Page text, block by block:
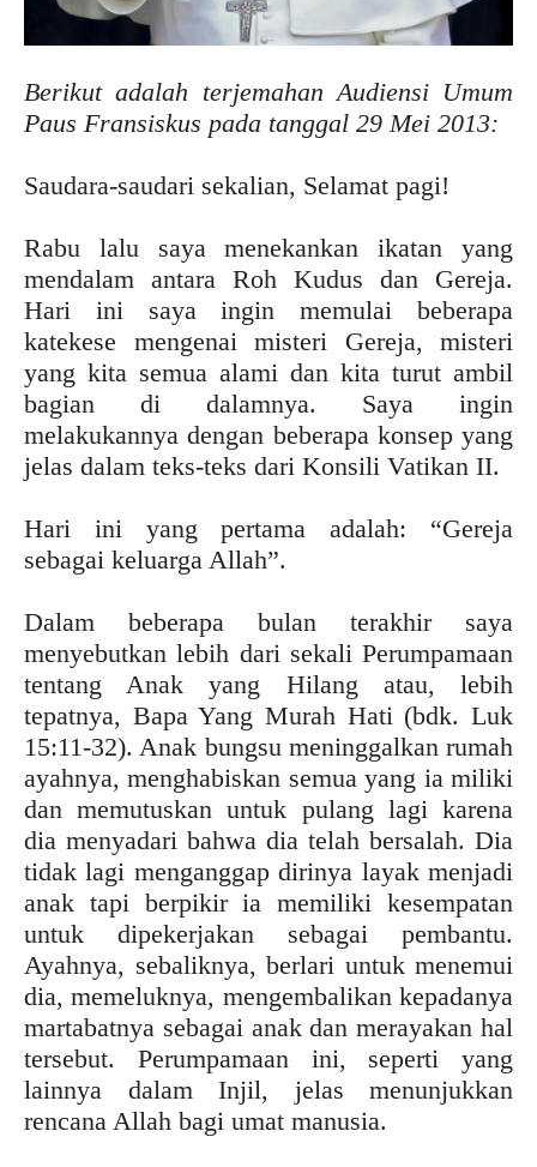
Berikut adalah terjemahan Audiensi Umum
Paus Fransiskus pada tanggal 29 Mei 2013:
Saudara-saudari sekalian, Selamat pagi!
Rabu lalu saya menekankan ikatan yang
mendalam antara Roh Kudus dan Gereja.
Hari ini saya ingin memulai beberapa
katekese mengenai misteri Gereja, misteri
yang kita semua alami dan kita turut ambil
bagian di dalamnya. Saya ingin
melakukannya dengan beberapa konsep yang
jelas dalam teks-teks dari Konsili Vatikan II.
Hari ini yang pertama adalah: “Gereja
sebagai keluarga Allah”.
Dalam beberapa bulan terakhir saya
menyebutkan lebih dari sekali Perumpamaan
tentang Anak yang Hilang atau, lebih
tepatnya, Bapa Yang Murah Hati (bdk. Luk
15:11-32). Anak bungsu meninggalkan rumah
ayahnya, menghabiskan semua yang ia miliki
dan memutuskan untuk pulang lagi karena
dia menyadari bahwa dia telah bersalah. Dia
tidak lagi menganggap dirinya layak menjadi
anak tapi berpikir ia memiliki kesempatan
untuk dipekerjakan sebagai pembantu.
Ayahnya, sebaliknya, berlari untuk menemui
dia, memeluknya, mengembalikan kepadanya
martabatnya sebagai anak dan merayakan hal
tersebut. Perumpamaan ini, seperti yang
lainnya dalam Injil, jelas menunjukkan
rencana Allah bagi umat manusia.